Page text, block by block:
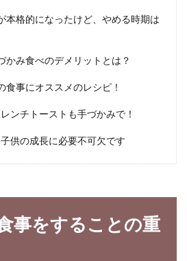
？糖分過多の危険性
つい甘いものを食べ過ぎてしまったときっ
りますよね？食べているときは至福の時間
？おかずの選択について
一杯の玄米を食べる生活の中でカロリーコ
本格的になったけど、やめる時期は
かみ食べのデメリットとは？
食事にオススメのレシピ！
ンチトーストも手づかみで！
供の成長に必要不可欠です
事をすることの重